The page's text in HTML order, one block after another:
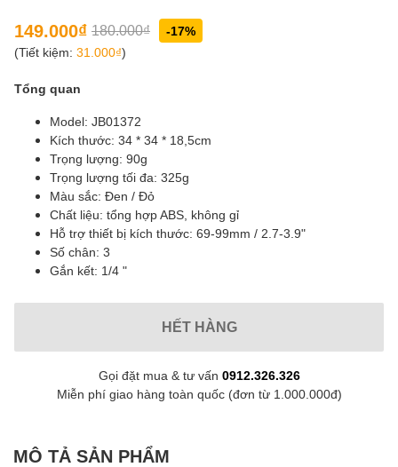
149.000₫ 180.000₫
-17%
(Tiết kiệm: 31.000₫)
Tổng quan
Model: JB01372
Kích thước: 34 * 34 * 18,5cm
Trọng lượng: 90g
Trọng lượng tối đa: 325g
Màu sắc: Đen / Đỏ
Chất liệu: tổng hợp ABS, không gỉ
Hỗ trợ thiết bị kích thước: 69-99mm / 2.7-3.9"
Số chân: 3
Gắn kết: 1/4 "
HẾT HÀNG
Gọi đặt mua & tư vấn 0912.326.326
Miễn phí giao hàng toàn quốc (đơn từ 1.000.000đ)
MÔ TẢ SẢN PHẨM